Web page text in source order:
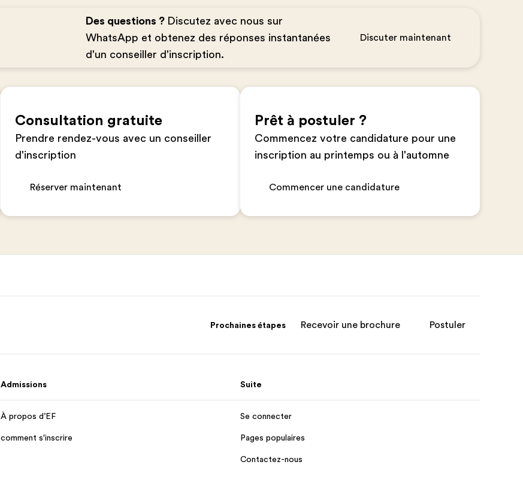
Des questions ? Discutez avec nous sur
WhatsApp et obtenez des réponses instantanées
d'un conseiller d'inscription.
Discuter maintenant
Consultation gratuite
Prendre rendez-vous avec un conseiller
d'inscription
Réserver maintenant
Prêt à postuler ?
Commencez votre candidature pour une
inscription au printemps ou à l'automne
Commencer une candidature
Prochaines étapes Recevoir une brochure Postuler
Admissions
À propos d’EF
comment s'inscrire
Suite
Se connecter
Pages populaires
Contactez-nous